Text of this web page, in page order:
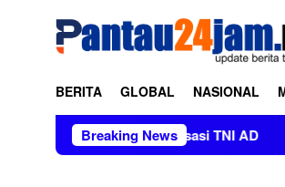
BERITA GLOBAL NASIONAL
Breaking News
Organisasi TNI AD